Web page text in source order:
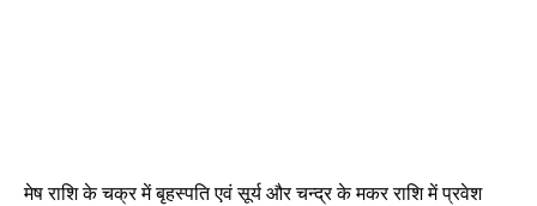
मेष राशि के चक्र में बृहस्पति एवं सूर्य और चन्द्र के मकर राशि में प्रवेश